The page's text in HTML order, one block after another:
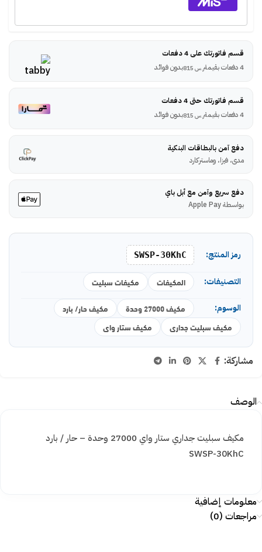
قسم فاتورتك على 4 دفعات
4 دفعات بقيمة
ر.س بدون فوائد
قسم فاتورتك حتى 4 دفعات
4 دفعات بقيمة
ر.س بدون فوائد
دفع آمن بالبطاقات البنكية
مدى، فيزا، وماستركارد
دفع سريع وآمن مع أبل باي
بواسطة Apple Pay
رمز المنتج: SWSP-30KhC
التصنيفات: المكيفات مكيفات سبليت
الوسوم: مكيف 27000 وحدة
مكيف حار/ بارد
مكيف سبليت جدارى
مكيف ستار واى
مشاركة:
الوصف
مكيف سبليت جداري ستار واي 27000 وحدة – حار / بارد
SWSP-30KhC
معلومات إضافية
مراجعات (0)